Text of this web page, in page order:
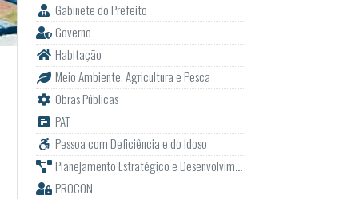
Gabinete do Prefeito
Governo
Habitação
Meio Ambiente, Agricultura e Pesca
Obras Públicas
PAT
Pessoa com Deficiência e do Idoso
Planejamento Estratégico e Desenvolvimento
PROCON